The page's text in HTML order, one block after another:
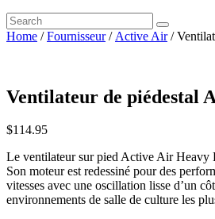
Home /Fournisseur/ Active Air/
Ventilateur de piédestal
$114.95
Le ventilateur sur pied Active Air Heavy
Son moteur est redessiné pour des
vitesses avec une oscillation lisse d’un
environnements de salle de culture les